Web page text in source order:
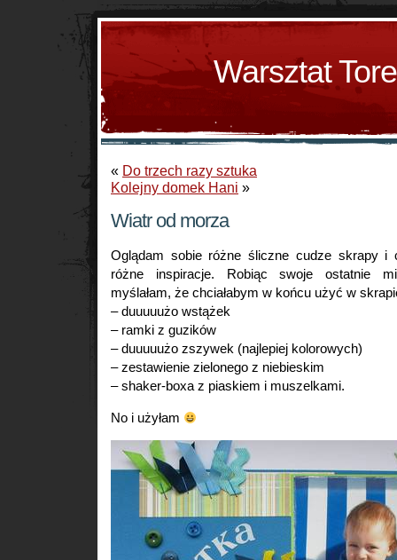
Warsztat
« Do trzech razy sztuka
Kolejny domek Hani »
Wiatr od morza
Oglądam sobie różne śliczne cudze skrapy i
różne inspiracje. Robiąc swoje ostatnie
myślałam, że chciałabym w końcu użyć w
– duuuuużo wstążek
– ramki z guzików
– duuuuużo zszywek (najlepiej kolorowych)
– zestawienie zielonego z niebieskim
– shaker-boxa z piaskiem i muszelkami.
No i użyłam